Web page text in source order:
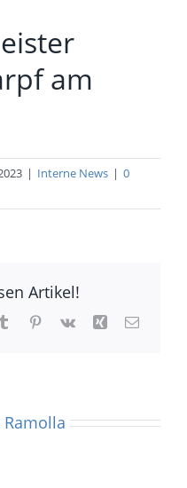
am
| Interne News | 0
Artikel!
TumblrPinterest
Vk Xing E-